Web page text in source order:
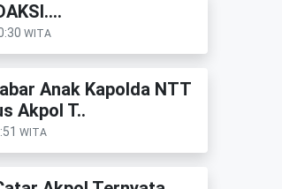
WITA
Anak Kapolda NTT
Akpol T..
WITA